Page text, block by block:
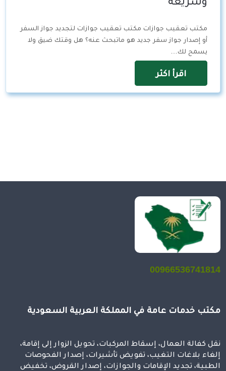
مكتب تعقيب جوازات مكتب تعقيب جوازات لتجديد جواز السفر
أو إصدار جواز سفر جديد هو ماتبحث عنه؟ هل وقتك ضيق ولا
يسمح لك…
اقرأ اكثر
00966536741814
مكتب خدمات عامة في المملكة العربية السعودية
نقل كفالة العمال، إسقاط المركبات، تحويل الزوار إلى إقامة،
إلغاء بلاغات التغيب، تفويض تأشيرات، إصدار الفحوصات
الطبية، تجديد الإقامات والجوازات، إصدار القروض، تخفيض